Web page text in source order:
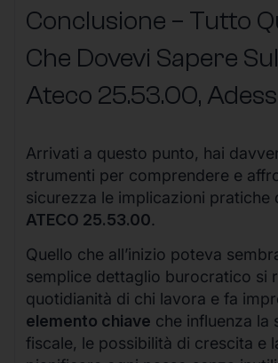
Conclusione – Tutto
Che Dovevi Sapere
Ateco 25.53.00,
Arrivati a questo punto, hai
strumenti per comprendere e
sicurezza le implicazioni pratiche
ATECO 25.53.00.
Quello che all’inizio poteva
semplice dettaglio burocratico si
quotidianità di chi lavora e fa
elemento chiave che influenza la
fiscale, le possibilità di crescita e